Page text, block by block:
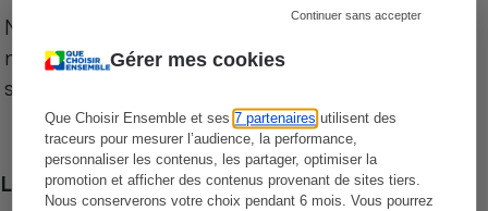
Gérer mes cookies
Que Choisir Ensemble et ses7 partenaires utilisent des
traceurs pour mesurer l’audience, la performance,
personnaliser les contenus, les partager, optimiser la
promotion et afficher des contenus provenant de sites tiers.
Nous conserverons votre choix pendant 6 mois. Vous pourrez
Continuer sans accepter
Notre comparateur de supermarchés propose le
niveau de prix des supermarchés, géolocalisés
sur le territoire français.
Les comparaisons de prix